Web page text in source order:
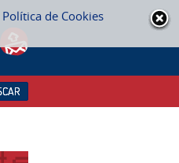
Política de Cookies